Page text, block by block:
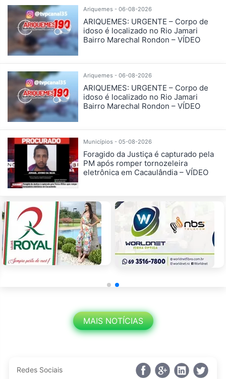
Ariquemes - 06-08-2026
ARIQUEMES: URGENTE – Corpo de
idoso é localizado no Rio Jamari
Bairro Marechal Rondon – VÍDEO
Ariquemes - 06-08-2026
ARIQUEMES: URGENTE – Corpo de
idoso é localizado no Rio Jamari
Bairro Marechal Rondon – VÍDEO
Municípios - 05-08-2026
Foragido da Justiça é capturado pela
PM após romper tornozeleira
eletrônica em Cacaulândia – VÍDEO
MAIS NOTÍCIAS
Redes Sociais